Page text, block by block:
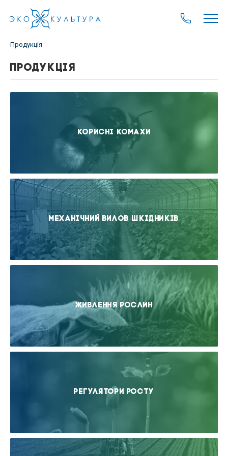
Продукція
ПРОДУКЦІЯ
Корисні комахи
Механічний вилов шкідників
Живлення рослин
Регулятори росту